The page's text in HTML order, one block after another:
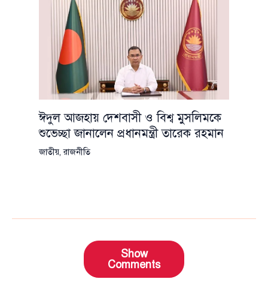
ঈদুল আজহায় দেশবাসী ও বিশ্ব মুসলিমকে
শুভেচ্ছা জানালেন প্রধানমন্ত্রী তারেক রহমান
জাতীয়,রাজনীতি
Show
Comments